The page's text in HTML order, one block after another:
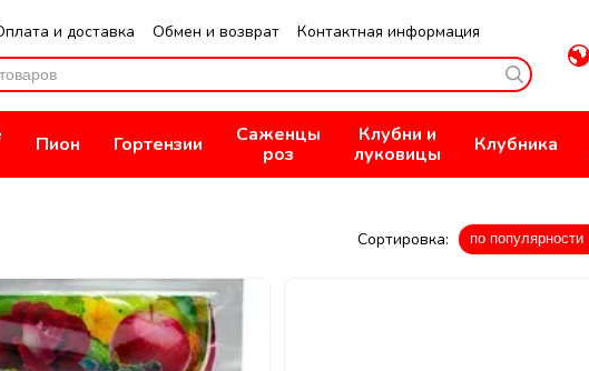
и доставка Обмен и возврат
Контактная информация
о магазине
Публичная оферта Политика конфиденциальности
Пион Гортензии
Саженцы
роз
Клубни и
луковицы
Клубника
Сортировка: по популярности